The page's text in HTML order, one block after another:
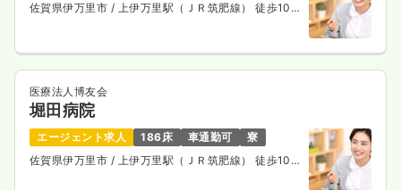
佐賀県伊万里市 / 上伊万里駅（ＪＲ筑肥線） 徒歩10
医療法人博友会
堀田病院
エージェント求人 186床 車通勤可
寮
佐賀県伊万里市 / 上伊万里駅（ＪＲ筑肥線） 徒歩10